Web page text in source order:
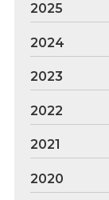
2025
2024
2023
2022
2021
2020